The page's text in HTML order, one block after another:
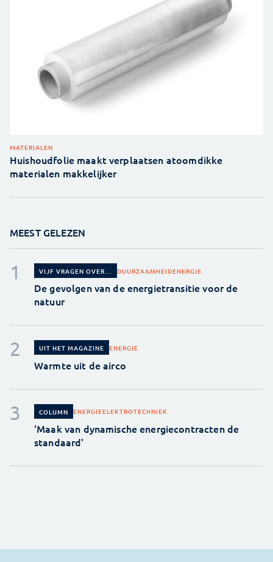
MATERIALEN
Huishoudfolie maakt verplaatsen atoomdikke
materialen makkelijker
MEEST GELEZEN
VIJF VRAGEN OVER... DUURZAAMHEIDENERGIE
De gevolgen van de energietransitie voor de
natuur
UIT HET MAGAZINE ENERGIE
Warmte uit de airco
COLUMN ENERGIEELEKTROTECHNIEK
'Maak van dynamische energiecontracten de
standaard'